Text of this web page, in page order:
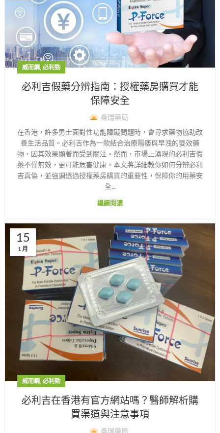
威而鋼, 必利勁
必利吉假藥分辨指南：授權藥房購買才能
保障安全
桑瑞藥局
在香港，許多男士面對性功能障礙問題時，會尋求藥物協助改
善生活品質。必利吉作為一款結合治療陽痿與早洩的雙效藥
物，因其效果顯著而受到關注。然而，市場上湧現的必利吉假
藥不僅無效，更可能危害健康。本文將詳細教你如何分辨必利
吉真偽，並強調透過授權藥房購買的重要性，保障你的用藥安
全...
繼續閱讀
15
1 月
威而鋼, 必利勁
必利吉在香港有官方網站嗎？醫師解析購
買渠道與注意事項
桑瑞藥局